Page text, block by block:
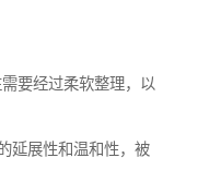
要经过柔软整理，以
延展性和温和性，被